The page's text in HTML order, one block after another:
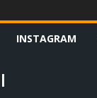
INSTAGRAM